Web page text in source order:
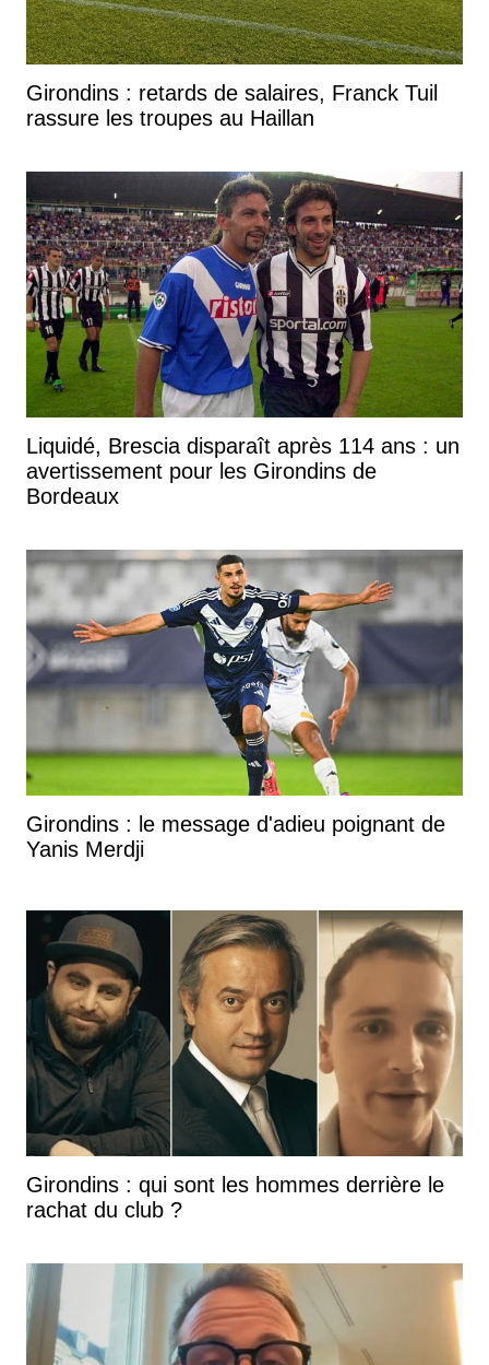
Girondins : retards de salaires, Franck Tuil
rassure les troupes au Haillan
Liquidé, Brescia disparaît après 114 ans : un
avertissement pour les Girondins de
Bordeaux
Girondins : le message d'adieu poignant de
Yanis Merdji
Girondins : qui sont les hommes derrière le
rachat du club ?